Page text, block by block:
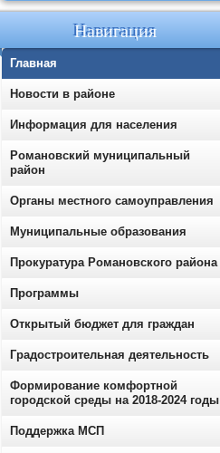
Навигация
Главная
Новости в районе
Информация для населения
Романовский муниципальный
район
Органы местного самоуправления
Муниципальные образования
Прокуратура Романовского района
Программы
Открытый бюджет для граждан
Градостроительная деятельность
Формирование комфортной
городской среды на 2018-2024 годы
Поддержка МСП